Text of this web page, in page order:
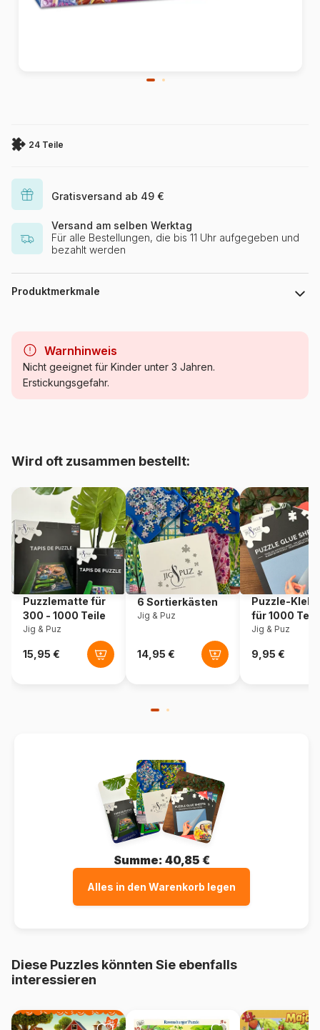
24 Teile
Gratisversand ab 49 €
Versand am selben Werktag
Für alle Bestellungen, die bis 11 Uhr aufgegeben und
bezahlt werden
Produktmerkmale
Kategorie
Puzzle Prinzen und
Artikelnummer Ravensburger-05526
EAN 4005556055265
Teileanzahl 24 Teile
Maße 90 x 60 cm
Warnhinweis
Nicht geeignet für Kinder unter 3 Jahren.
Erstickungsgefahr.
Wird oft zusammen bestellt:
Puzzlematte für
300 - 1000 Teile
Jig & Puz
6 Sortierkästen
Jig & Puz
Puzzle-
für 1000
Jig & Puz
Summe: 40,85 €
Alles in den Warenkorb legen
Diese Puzzles könnten Sie ebenfalls
interessieren